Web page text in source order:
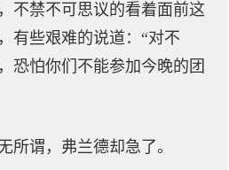
不禁不可思议的看着面前这
有些艰难的说道：“对不
恐怕你们不能参加今晚的团
所谓，弗兰德却急了。